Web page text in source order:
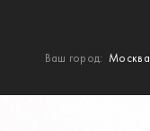
Ваш город:Москва